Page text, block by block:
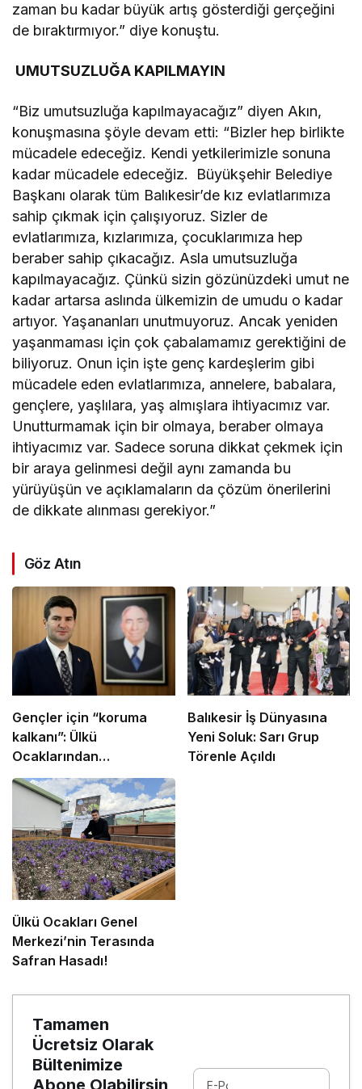
zaman bu kadar büyük artış gösterdiği gerçeğini
de bıraktırmıyor.” diye konuştu.
UMUTSUZLUĞA KAPILMAYIN
“Biz umutsuzluğa kapılmayacağız” diyen Akın,
konuşmasına şöyle devam etti: “Bizler hep birlikte
mücadele edeceğiz. Kendi yetkilerimizle sonuna
kadar mücadele edeceğiz. Büyükşehir Belediye
Başkanı olarak tüm Balıkesir’de kız evlatlarımıza
sahip çıkmak için çalışıyoruz. Sizler de
evlatlarımıza, kızlarımıza, çocuklarımıza hep
beraber sahip çıkacağız. Asla umutsuzluğa
kapılmayacağız. Çünkü sizin gözünüzdeki umut ne
kadar artarsa aslında ülkemizin de umudu o kadar
artıyor. Yaşananları unutmuyoruz. Ancak yeniden
yaşanmaması için çok çabalamamız gerektiğini de
biliyoruz. Onun için işte genç kardeşlerim gibi
mücadele eden evlatlarımıza, annelere, babalara,
gençlere, yaşlılara, yaş almışlara ihtiyacımız var.
Unutturmamak için bir olmaya, beraber olmaya
ihtiyacımız var. Sadece soruna dikkat çekmek için
bir araya gelinmesi değil aynı zamanda bu
yürüyüşün ve açıklamaların da çözüm önerilerini
de dikkate alınması gerekiyor.”
Göz Atın
Gençler için “koruma
kalkanı”: Ülkü
Ocaklarından
uyuşturucu ve dijital
bağımlılığa karşı
seferberlik
Balıkesir İş Dünyasına
Yeni Soluk: Sarı Grup
Törenle Açıldı
Ülkü Ocakları Genel
Merkezi’nin Terasında
Safran Hasadı!
Tamamen
Ücretsiz Olarak
Bültenimize
Abone Olabilirsin